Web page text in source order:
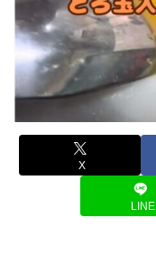
X
LINE